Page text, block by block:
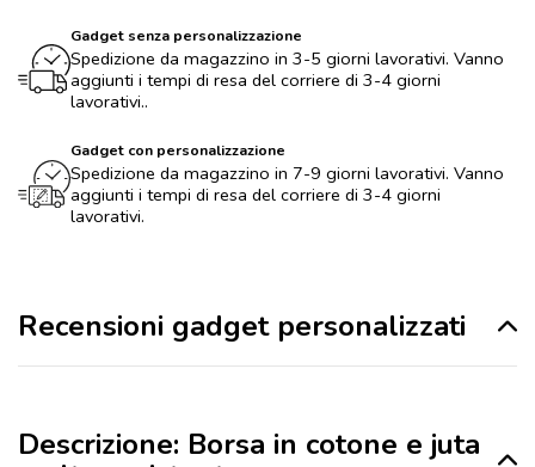
Gadget senza personalizzazione
Spedizione da magazzino in 3-5 giorni lavorativi. Vanno
aggiunti i tempi di resa del corriere di 3-4 giorni
lavorativi..
Gadget con personalizzazione
Spedizione da magazzino in 7-9 giorni lavorativi. Vanno
aggiunti i tempi di resa del corriere di 3-4 giorni
lavorativi.
Recensioni gadget personalizzati
Descrizione: Borsa in cotone e juta